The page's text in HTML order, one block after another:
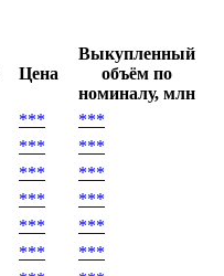
Цена
Выкупленный
объём по
номиналу, млн
*** ***
*** ***
*** ***
*** ***
*** ***
*** ***